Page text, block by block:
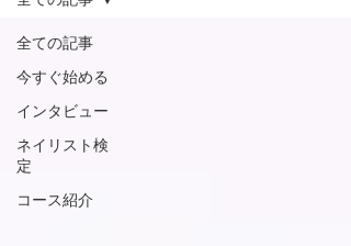
全ての記事
今すぐ始める
インタビュー
ネイリスト検
定
コース紹介